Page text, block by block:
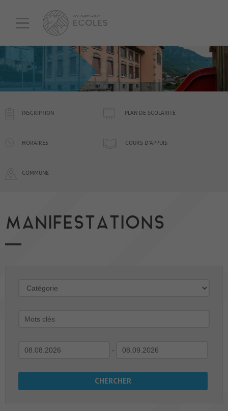
INSCRIPTION PLAN DE SCOLARITÉ
HORAIRES COURS D'APPUIS
COMMUNE
MANIFESTATIONS
-